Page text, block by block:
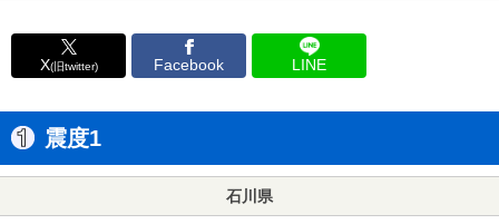
X(旧twitter) Facebook LINE
震度1
石川県